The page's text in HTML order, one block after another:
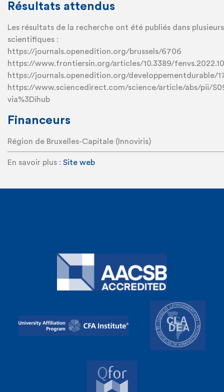
Résultats attendus
Les résultats de la recherche ont été publiés dans
scientifiques :
https://journals.openedition.org/brussels/6706
https://www.frontiersin.org/articles/10.3389/
https://journals.openedition.org/developpementdurable/
https://www.sciencedirect.com/science/article/abs/pii/
via%3Dihub
Financeurs
Région de Bruxelles-Capitale (Innoviris)
En savoir plus : Site web